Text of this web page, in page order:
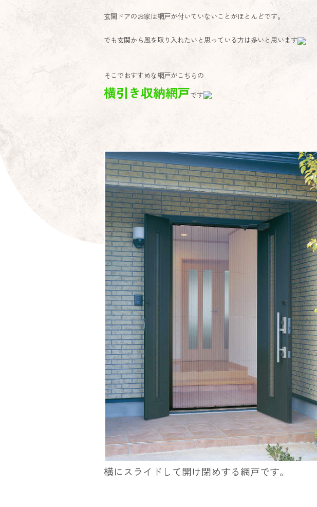
玄関ドアのお家は網戸が付いていないことがほとんどです。
でも玄関から風を取り入れたいと思っている方は多いと思います
そこでおすすめな網戸がこちらの
横引き収納網戸です
横にスライドして開け閉めする網戸です。